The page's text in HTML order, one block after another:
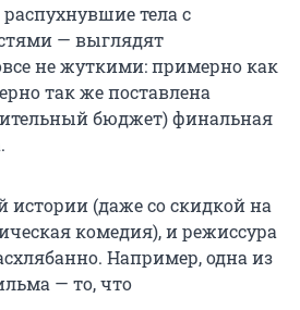
тела с
— выглядят
не жуткими: примерно как
так же поставлена
бюджет) финальная
истории (даже со скидкой на
комедия), и режиссура
Например, одна из
— то, что